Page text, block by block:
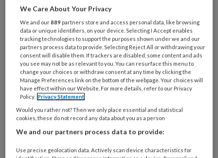
Wat
is
je
e-
mailadres?
* *
Kies
je
wachtwoord* *
Kies
je
functie
We Care About Your Privacy
We and our889 partners store and access personal data, like browsing
data or unique identifiers, on your device. Selecting I Accept enables
tracking technologies to support the purposes shown under we and our
partners process data to provide. Selecting Reject All or withdrawing your
consent will disable them. If trackers are disabled, some content and ads
you see may not be as relevant to you. You can resurface this menu to
change your choices or withdraw consent at any time by clicking the
Manage Preferences link on the bottom of the webpage. Your choices will
have effect within our Website. For more details, refer to our Privacy
Policy. Privacy Statement
Would you rather not? Then we only place essential and statistical
cookies, these do not record any data about you as a person
We and our partners process data to provide:
Use precise geolocation data. Actively scan device characteristics for